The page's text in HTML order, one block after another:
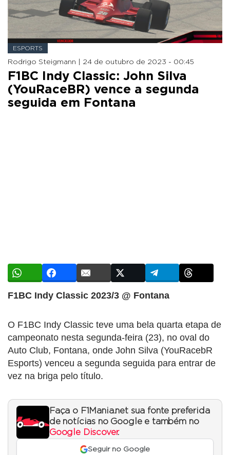
ESPORTS
Rodrigo Steigmann | 24 de outubro de 2023 - 00:45
F1BC Indy Classic: John Silva
(YouRaceBR) vence a segunda
seguida em Fontana
F1BC Indy Classic 2023/3 @ Fontana
O F1BC Indy Classic teve uma bela quarta etapa de
campeonato nesta segunda-feira (23), no oval do
Auto Club, Fontana, onde John Silva (YouRacebR
Esports) venceu a segunda seguida para entrar de
vez na briga pelo título.
Faça o F1Mania.net sua fonte preferida
de notícias no Google e também no
Google Discover.
Seguir no Google